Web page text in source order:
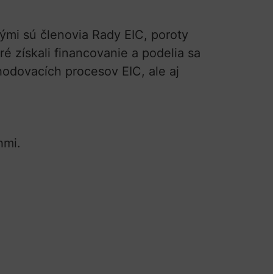
sú členovia Rady EIC, poroty
získali financovanie a podelia sa
procesov EIC, ale aj